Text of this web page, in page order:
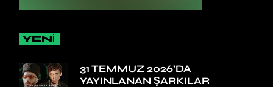
YENİ
31 TEMMUZ 2026’DA
YAYINLANAN ŞARKILAR